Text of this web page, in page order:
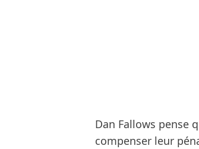
Dan Fallows pense
compenser leur